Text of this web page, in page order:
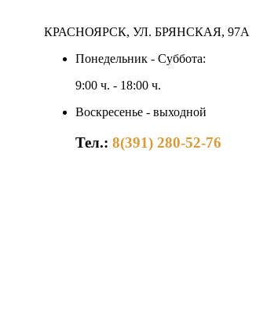
КРАСНОЯРСК, УЛ. БРЯНСКАЯ, 97А
Понедельник - Суббота:
9:00 ч. - 18:00 ч.
Воскресенье - выходной
Тел.: 8(391) 280-52-76